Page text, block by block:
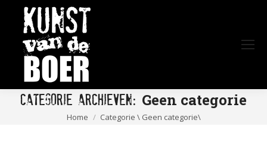
Categorie Archieven: Geen categorie
Je bent hier:
Home Categorie \ Geen categorie\